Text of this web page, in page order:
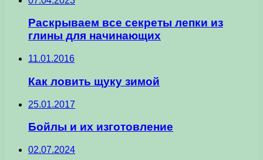
Раскрываем все секреты лепки из
глины для начинающих
11.01.2016
Как ловить щуку зимой
25.01.2017
Бойлы и их изготовление
02.07.2024